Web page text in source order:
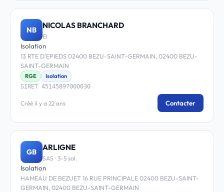
NB NICOLAS BRANCHARD
EI
Isolation
13 RTE D'EPIEDS 02400 BEZU-SAINT-GERMAIN, 02400 BEZU-
SAINT-GERMAIN
RGE
Isolation
SIRET 45145897000030
Créé il y a 22 ans Contacter
GB ARLIGNE
SAS · 3-5 sal.
Isolation
HAMEAU DE BEZUET 16 RUE PRINCIPALE 02400 BEZU-SAINT-
GERMAIN, 02400 BEZU-SAINT-GERMAIN